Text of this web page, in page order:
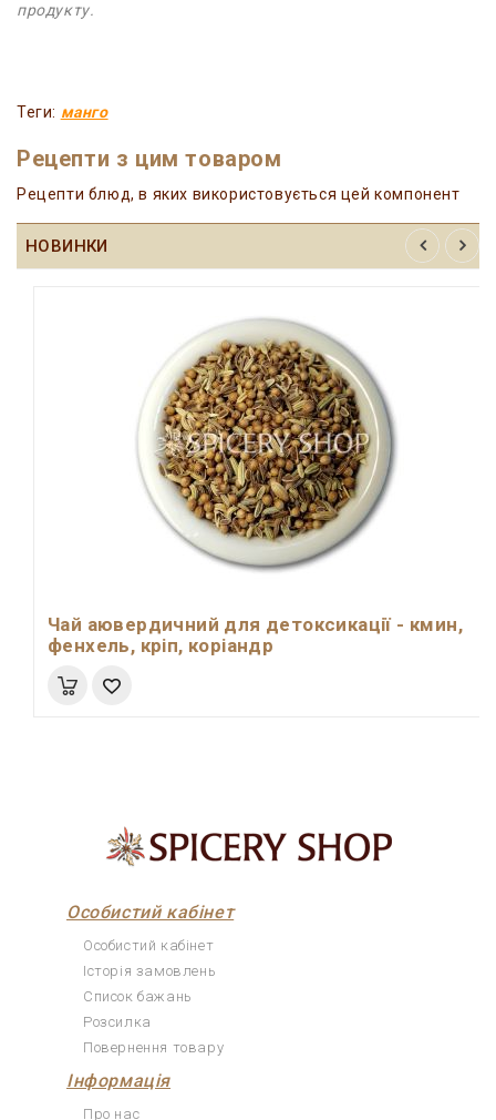
продукту.
Теги: манго
Рецепти з цим товаром
Рецепти блюд, в яких використовується цей компонент
НОВИНКИ
Чай аювердичний для детоксикації - кмин,
фенхель, кріп, коріандр
Особистий кабінет
Особистий кабінет
Історія замовлень
Список бажань
Розсилка
Повернення товару
Інформація
Про нас